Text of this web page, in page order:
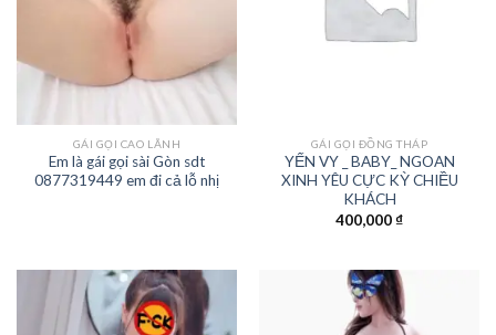
GÁI GỌI CAO LÃNH
Em là gái gọi sài Gòn sdt
0877319449 em đi cả lỗ nhị
GÁI GỌI ĐỒNG THÁP
YẾN VY _ BABY_ NGOAN
XINH YÊU CỰC KỲ CHIỀU
KHÁCH
400,000₫